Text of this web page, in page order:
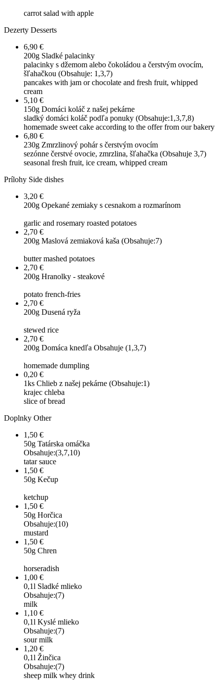
carrot salad with apple
Dezerty Desserts
6,90 €
200g Sladké palacinky
palacinky s džemom alebo čokoládou a čerstvým ovocím,
šľahačkou (Obsahuje: 1,3,7)
pancakes with jam or chocolate and fresh fruit, whipped
cream
5,10 €
150g Domáci koláč z našej pekárne
sladký domáci koláč podľa ponuky (Obsahuje:1,3,7,8)
homemade sweet cake according to the offer from our bakery
6,80 €
230g Zmrzlinový pohár s čerstvým ovocím
sezónne čerstvé ovocie, zmrzlina, šľahačka (Obsahuje 3,7)
seasonal fresh fruit, ice cream, whipped cream
Prílohy Side dishes
3,20 €
200g Opekané zemiaky s cesnakom a rozmarínom
garlic and rosemary roasted potatoes
2,70 €
200g Maslová zemiaková kaša (Obsahuje:7)
butter mashed potatoes
2,70 €
200g Hranolky - steakové
potato french-fries
2,70 €
200g Dusená ryža
stewed rice
2,70 €
200g Domáca knedľa Obsahuje (1,3,7)
homemade dumpling
0,20 €
1ks Chlieb z našej pekárne (Obsahuje:1)
krajec chleba
slice of bread
Doplnky Other
1,50 €
50g Tatárska omáčka
Obsahuje:(3,7,10)
tatar sauce
1,50 €
50g Kečup
ketchup
1,50 €
50g Horčica
Obsahuje:(10)
mustard
1,50 €
50g Chren
horseradish
1,00 €
0,1l Sladké mlieko
Obsahuje:(7)
milk
1,10 €
0,1l Kyslé mlieko
Obsahuje:(7)
sour milk
1,20 €
0,1l Žinčica
Obsahuje:(7)
sheep milk whey drink